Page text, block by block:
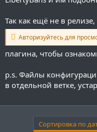
Так как ещё не в
Авторизуйтесь для
плагина, чтобы
p.s. Файлы
в отдельной ветке,
Сортировка по